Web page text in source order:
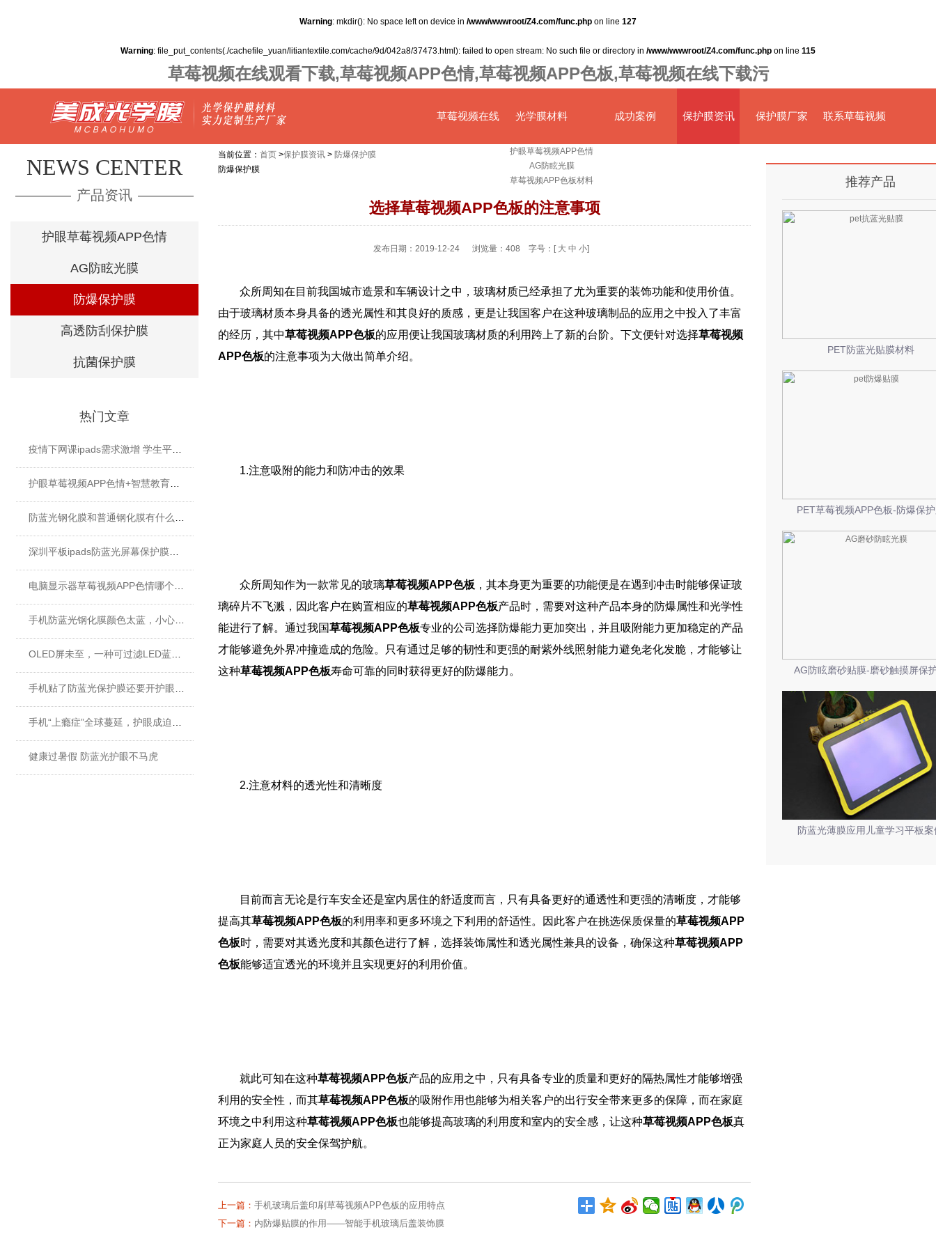
Warning: mkdir(): No space left on device in /www/wwwroot/Z4.com/func.php on line 127
Warning: file_put_contents(./cachefile_yuan/litiantextile.com/cache/9d/042a8/37473.html): failed to open stream: No such file or directory in /www/wwwroot/Z4.com/func.php on line 115
草莓视频在线观看下载,草莓视频APP色情,草莓视频APP色板,草莓视频在线下载污
草莓视频在线 光学膜材料
护眼草莓视频APP色情
AG防眩光膜
草莓视频APP色板材料
成功案例 保护膜资讯 保护膜厂家 联系草莓视频
NEWS CENTER
———— 产品资讯 ————
护眼草莓视频APP色情
AG防眩光膜
防爆保护膜
高透防刮保护膜
抗菌保护膜
热门文章
疫情下网课ipads需求激增 学生平板护眼贴膜找哪家好？
护眼草莓视频APP色情+智慧教育平板 给孩子健康光明的未来
深圳平板ipads防蓝光屏幕保护膜定制厂家
手机防蓝光钢化膜颜色太蓝，小心买了假货！
OLED屏未至，一种可过滤LED蓝光的草莓视频APP色情材料发挥重要...
健康过暑假 防蓝光护眼不马虎
当前位置： 首页 >保护膜资讯 > 防爆保护膜
防爆保护膜
选择草莓视频APP色板的注意事项
发布日期：2019-12-24 浏览量： 408 字号：[ 大 中 小]
众所周知在目前我国城市造景和车辆设计之中，玻璃材质已经承担了尤为重要的装饰功能和使用价值。
由于玻璃材质本身具备的透光属性和其良好的质感，更是让我国客户在这种玻璃制品的应用之中投入了丰富
的经历，其中草莓视频APP色板的应用便让我国玻璃材质的利用跨上了新的台阶。下文便针对选择草莓视频
APP色板的注意事项为大做出简单介绍。
1.注意吸附的能力和防冲击的效果
众所周知作为一款常见的玻璃草莓视频APP色板 ，其本身更为重要的功能便是在遇到冲击时能够保证玻
璃碎片不飞溅，因此客户在购置相应的草莓视频APP色板产品时，需要对这种产品本身的防爆属性和光学性
能进行了解。通过我国草莓视频APP色板专业的公司选择防爆能力更加突出，并且吸附能力更加稳定的产品
才能够避免外界冲撞造成的危险。只有通过足够的韧性和更强的耐紫外线照射能力避免老化发脆，才能够让
这种草莓视频APP色板寿命可靠的同时获得更好的防爆能力。
2.注意材料的透光性和清晰度
目前而言无论是行车安全还是室内居住的舒适度而言，只有具备更好的通透性和更强的清晰度，才能够
提高其草莓视频APP色板的利用率和更多环境之下利用的舒适性。因此客户在挑选保质保量的草莓视频APP
色板时，需要对其透光度和其颜色进行了解，选择装饰属性和透光属性兼具的设备，确保这种草莓视频APP
色板能够适宜透光的环境并且实现更好的利用价值。
就此可知在这种草莓视频APP色板产品的应用之中，只有具备专业的质量和更好的隔热属性才能够增强
利用的安全性，而其草莓视频APP色板的吸附作用也能够为相关客户的出行安全带来更多的保障，而在家庭
环境之中利用这种草莓视频APP色板也能够提高玻璃的利用度和室内的安全感，让这种草莓视频APP色板真
正为家庭人员的安全保驾护航。
上一篇： 手机玻璃后盖印刷草莓视频APP色板的应用特点
下一篇： 内防爆贴膜的作用——智能手机玻璃后盖装饰膜
推荐产品
PET防蓝光贴膜材料
PET草莓视频APP色板-防爆保
AG防眩磨砂贴膜-磨砂触摸屏保
防蓝光薄膜应用儿童学习平板案